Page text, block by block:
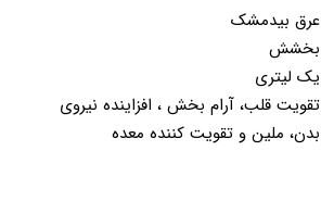
عرق بیدمشک
بخشش
یک لیتری
تقویت قلب، آرام بخش ، افزاینده نیروی
بدن، ملین و تقویت کننده معده